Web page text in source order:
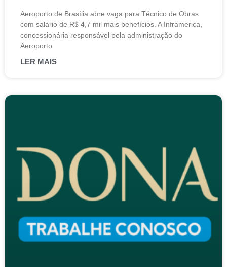
Aeroporto de Brasília abre vaga para Técnico de Obras
com salário de R$ 4,7 mil mais benefícios. A Inframerica,
concessionária responsável pela administração do
Aeroporto
LER MAIS